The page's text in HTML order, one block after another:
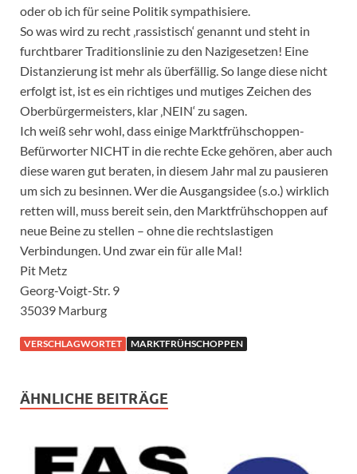
oder ob ich für seine Politik sympathisiere.
So was wird zu recht ‚rassistisch‘ genannt und steht in
furchtbarer Traditionslinie zu den Nazigesetzen! Eine
Distanzierung ist mehr als überfällig. So lange diese nicht
erfolgt ist, ist es ein richtiges und mutiges Zeichen des
Oberbürgermeisters, klar ‚NEIN‘ zu sagen.
Ich weiß sehr wohl, dass einige Marktfrühschoppen-
Befürworter NICHT in die rechte Ecke gehören, aber auch
diese waren gut beraten, in diesem Jahr mal zu pausieren
um sich zu besinnen. Wer die Ausgangsidee (s.o.) wirklich
retten will, muss bereit sein, den Marktfrühschoppen auf
neue Beine zu stellen – ohne die rechtslastigen
Verbindungen. Und zwar ein für alle Mal!
Pit Metz
Georg-Voigt-Str. 9
35039 Marburg
VERSCHLAGWORTET MARKTFRÜHSCHOPPEN
ÄHNLICHE BEITRÄGE